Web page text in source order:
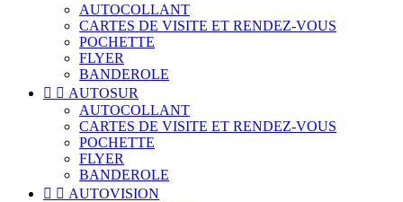
AUTOCOLLANT
CARTES DE VISITE ET RENDEZ-VOUS
POCHETTE
FLYER
BANDEROLE
  AUTOSUR
AUTOCOLLANT
CARTES DE VISITE ET RENDEZ-VOUS
POCHETTE
FLYER
BANDEROLE
  AUTOVISION